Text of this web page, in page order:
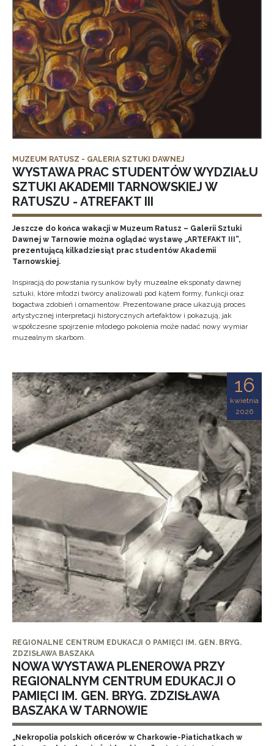
MUZEUM RATUSZ - GALERIA SZTUKI DAWNEJ
WYSTAWA PRAC STUDENTÓW WYDZIAŁU
SZTUKI AKADEMII TARNOWSKIEJ W
RATUSZU - ATREFAKT III
Jeszcze do końca wakacji w Muzeum Ratusz – Galerii Sztuki
Dawnej w Tarnowie można oglądać wystawę „ARTEFAKT III”,
prezentującą kilkadziesiąt prac studentów Akademii
Tarnowskiej.
Inspiracją do powstania rysunków były muzealne eksponaty dawnej
sztuki, które młodzi twórcy analizowali pod kątem formy, funkcji oraz
bogactwa zdobień i ornamentów. Prezentowane prace ukazują proces
artystycznej interpretacji historycznych artefaktów i pokazują, jak
współczesne spojrzenie młodego pokolenia może nadać nowy wymiar
muzealnym skarbom.
16
kwietnia
2026
REGIONALNE CENTRUM EDUKACJI O PAMIĘCI IM. GEN. BRYG.
ZDZISŁAWA BASZAKA
NOWA WYSTAWA PLENEROWA PRZY
REGIONALNYM CENTRUM EDUKACJI O
PAMIĘCI IM. GEN. BRYG. ZDZISŁAWA
BASZAKA W TARNOWIE
„Nekropolia polskich oficerów w Charkowie-Piatichatkach w